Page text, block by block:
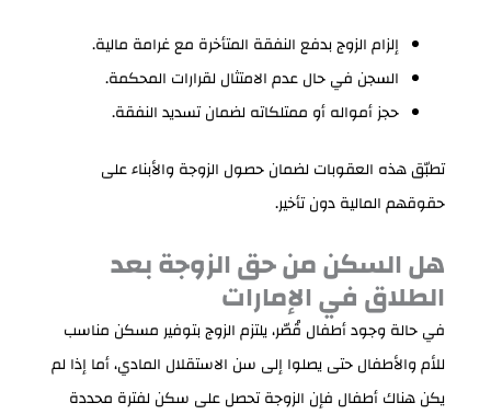
إلزام الزوج بدفع النفقة المتأخرة مع غرامة مالية.
السجن في حال عدم الامتثال لقرارات المحكمة.
حجز أمواله أو ممتلكاته لضمان تسديد النفقة.
تطبّق هذه العقوبات لضمان حصول الزوجة والأبناء على
حقوقهم المالية دون تأخير.
هل السكن من حق الزوجة بعد
الطلاق في الإمارات
في حالة وجود أطفال قُصّر، يلتزم الزوج بتوفير مسكن مناسب
للأم والأطفال حتى يصلوا إلى سن الاستقلال المادي، أما إذا لم
يكن هناك أطفال فإن الزوجة تحصل على سكن لفترة محددة